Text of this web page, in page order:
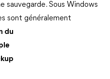
sauvegarde. Sous Windows
sont généralement
du